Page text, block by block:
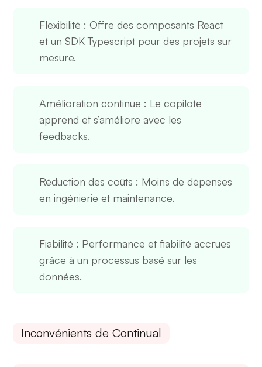
Flexibilité : Offre des composants React
et un SDK Typescript pour des projets sur
mesure.
Amélioration continue : Le copilote
apprend et s’améliore avec les
feedbacks.
Réduction des coûts : Moins de dépenses
en ingénierie et maintenance.
Fiabilité : Performance et fiabilité accrues
grâce à un processus basé sur les
données.
Inconvénients de Continual